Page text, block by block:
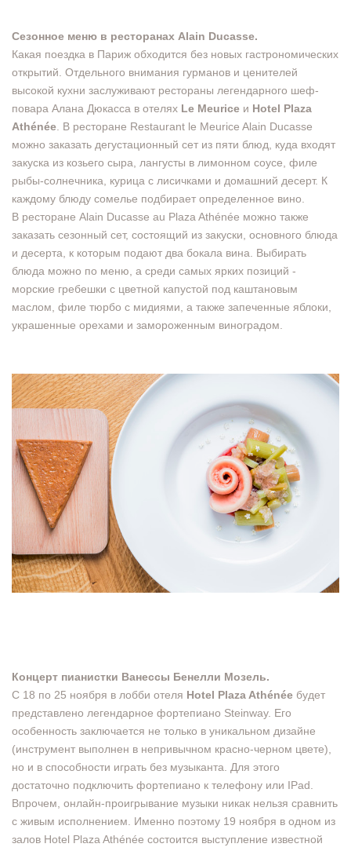
Сезонное меню в ресторанах Alain Ducasse.
Какая поездка в Париж обходится без новых гастрономических
открытий. Отдельного внимания гурманов и ценителей
высокой кухни заслуживают рестораны легендарного шеф-
повара Алана Дюкасса в отелях Le Meurice и Hotel Plaza
Athénée. В ресторане Restaurant le Meurice Alain Ducasse
можно заказать дегустационный сет из пяти блюд, куда входят
закуска из козьего сыра, лангусты в лимонном соусе, филе
рыбы-солнечника, курица с лисичками и домашний десерт. К
каждому блюду сомелье подбирает определенное вино.
В ресторане Alain Ducasse au Plaza Athénée можно также
заказать сезонный сет, состоящий из закуски, основного блюда
и десерта, к которым подают два бокала вина. Выбирать
блюда можно по меню, а среди самых ярких позиций -
морские гребешки с цветной капустой под каштановым
маслом, филе тюрбо с мидиями, а также запеченные яблоки,
украшенные орехами и замороженным виноградом.
Концерт пианистки Ванессы Бенелли Мозель.
С 18 по 25 ноября в лобби отеля Hotel Plaza Athénée будет
представлено легендарное фортепиано Steinway. Его
особенность заключается не только в уникальном дизайне
(инструмент выполнен в непривычном красно-черном цвете),
но и в способности играть без музыканта. Для этого
достаточно подключить фортепиано к телефону или IPad.
Впрочем, онлайн-проигрывание музыки никак нельзя сравнить
с живым исполнением. Именно поэтому 19 ноября в одном из
залов Hotel Plaza Athénée состоится выступление известной